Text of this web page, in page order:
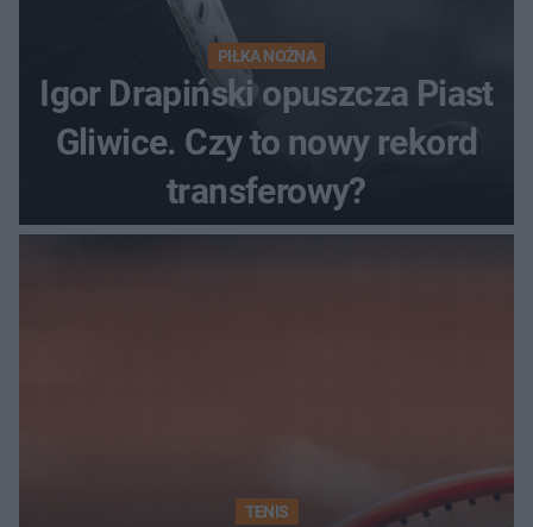
PIŁKA NOŻNA
Igor Drapiński opuszcza Piast
Gliwice. Czy to nowy rekord
transferowy?
TENIS